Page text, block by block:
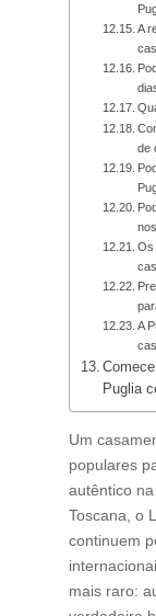
A
de
Os
A
Puglia
Um
populares
autêntico
Toscana, o
continuem
mais raro: